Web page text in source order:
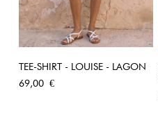
TEE-SHIRT - LOUISE - LAGON
Prix
69,00 €